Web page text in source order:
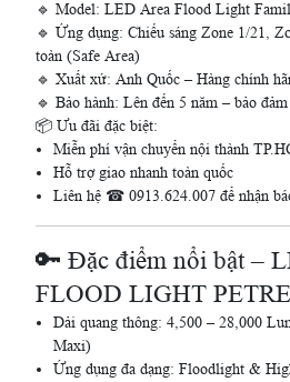
🔹 Model: LED Area Flood Light
🔹 Ứng dụng: Chiếu sáng Zone 1/21,
toàn (Safe Area)
🔹 Xuất xứ: Anh Quốc – Hàng chính
🔹 Bảo hành: Lên đến 5 năm – bảo
📦 Ưu đãi đặc biệt:
Miễn phí vận chuyển nội thành
Hỗ trợ giao nhanh toàn quốc
Liên hệ ☎ 0913.624.007 để nhận
🔑 Đặc điểm nổi bật –
FLOOD LIGHT
Dải quang thông: 4,500 – 28,000
Maxi)
Ứng dụng đa dạng: Floodlight &